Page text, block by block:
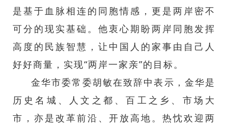
是基于血脉相连的同胞情感，更是两岸密不
可分的现实基础。他衷心期盼两岸同胞发挥
高度的民族智慧，让中国人的家事由自己人
好好商量，实现“两岸一家亲”的目标。
金华市委常委胡敏在致辞中表示，金华是
历史名城、人文之都、百工之乡、市场大
市，亦是改革前沿、开放高地。热忱欢迎两